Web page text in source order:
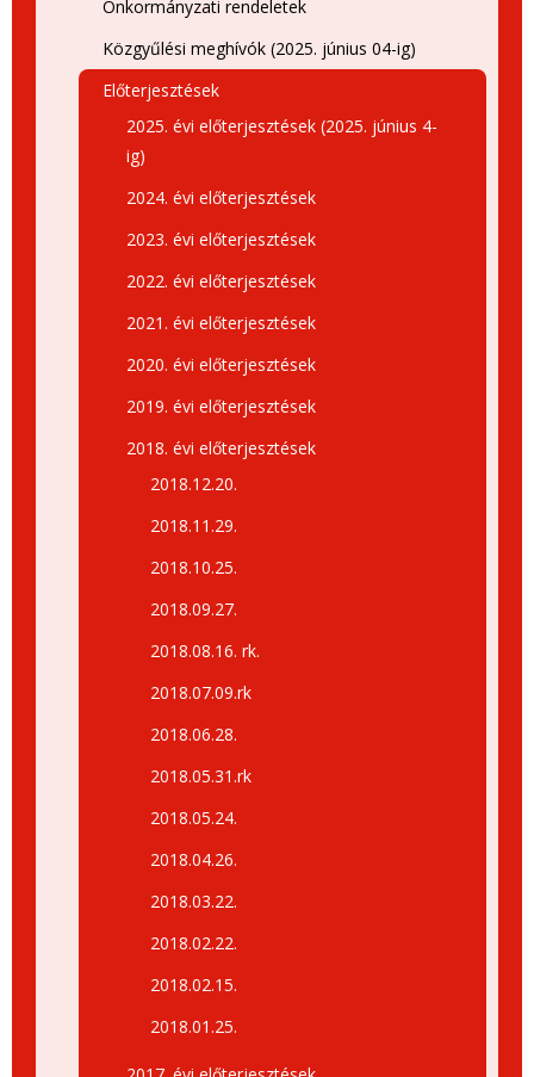
Önkormányzati rendeletek
Közgyűlési meghívók (2025. június 04-ig)
Előterjesztések
2025. évi előterjesztések (2025. június 4-
ig)
2024. évi előterjesztések
2023. évi előterjesztések
2022. évi előterjesztések
2021. évi előterjesztések
2020. évi előterjesztések
2019. évi előterjesztések
2018. évi előterjesztések
2018.12.20.
2018.11.29.
2018.10.25.
2018.09.27.
2018.08.16. rk.
2018.07.09.rk
2018.06.28.
2018.05.31.rk
2018.05.24.
2018.04.26.
2018.03.22.
2018.02.22.
2018.02.15.
2018.01.25.